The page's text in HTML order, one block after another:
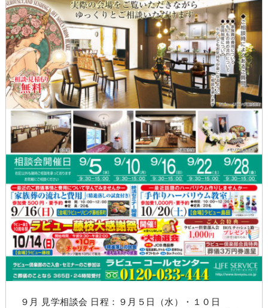
９月 見学相談会 日程：９月５日（水）・１０日